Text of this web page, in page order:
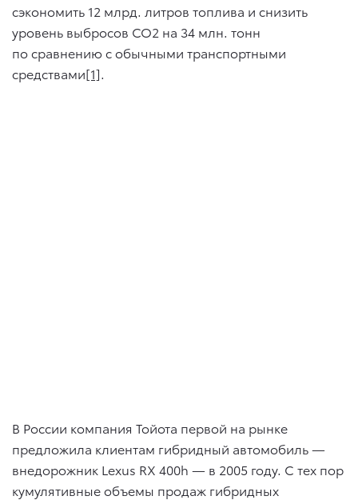
сэкономить 12 млрд. литров топлива и снизить
уровень выбросов СО2 на 34 млн. тонн
по сравнению с обычными транспортными
средствами[1].
В России компания Тойота первой на рынке
предложила клиентам гибридный автомобиль —
внедорожник Lexus RX 400h — в 2005 году. С тех пор
кумулятивные объемы продаж гибридных